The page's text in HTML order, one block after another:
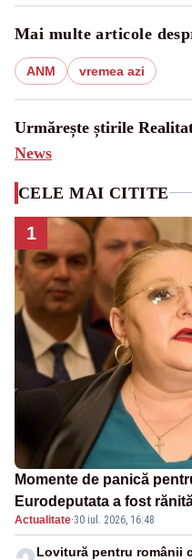
Mai multe articole
ANM vremea azi
Urmărește știrile
News
CELE MAI CITITE
1
Momente de panică
Eurodeputata a fost
Actualitate·30 iul. 2026, 16:48
Lovitură pentru românii